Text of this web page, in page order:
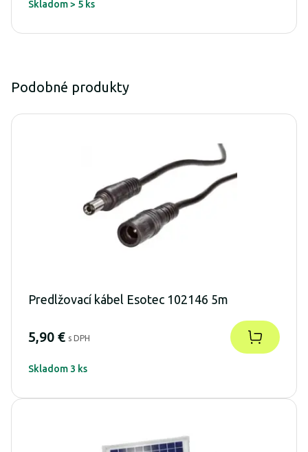
Skladom > 5 ks
Podobné produkty
Predlžovací kábel Esotec 102146 5m
5,90 € s DPH
Skladom 3 ks